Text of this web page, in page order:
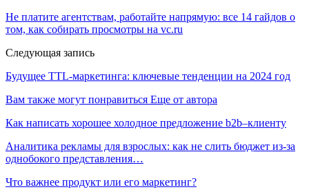
Не платите агентствам, работайте напрямую: все 14 гайдов о
том, как собирать просмотры на vc.ru
Следующая запись
Будущее TTL-маркетинга: ключевые тенденции на 2024 год
Вам также могут понравиться Еще от автора
Как написать хорошее холодное предложение b2b–клиенту
Аналитика рекламы для взрослых: как не слить бюджет из-за
однобокого представления…
Что важнее продукт или его маркетинг?